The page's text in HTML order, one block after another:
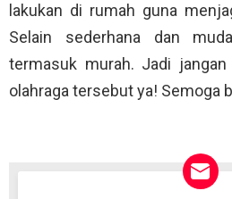
lakukan di rumah guna
Selain sederhana dan
termasuk murah. Jadi
olahraga tersebut ya! Semoga